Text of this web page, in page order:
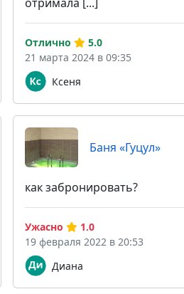
Ксеня
Отлично
5.0
21 марта 2024 в 09:35
Баня «Гуцул»
как забронировать?
Диана
Ужасно
1.0
19 февраля 2022 в 20:53